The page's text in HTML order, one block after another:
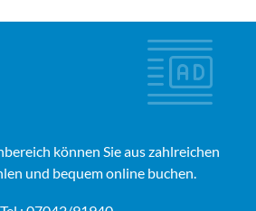
können Sie aus zahlreichen
und bequem online buchen.